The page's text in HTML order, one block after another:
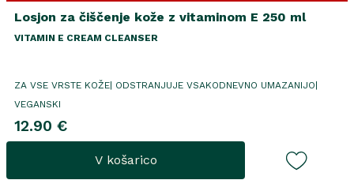
Losjon za čiščenje kože z vitaminom E 250 ml
VITAMIN E CREAM CLEANSER
ZA VSE VRSTE KOŽE| ODSTRANJUJE VSAKODNEVNO UMAZANIJO|
VEGANSKI
12.90 €
V košarico